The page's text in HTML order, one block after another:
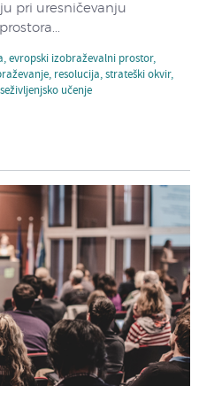
pri uresničevanju
,evropski izobraževalni prostor,
, resolucija,strateški okvir,
učenje